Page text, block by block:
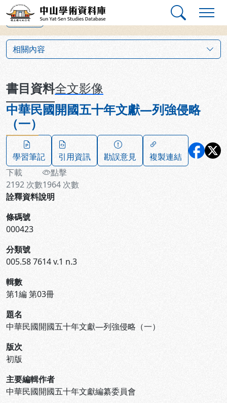
跳到主要內容
中山學術資料庫
上一筆
相關內容
書目資料全文影像
中華民國開國五十年文獻—列強侵略
（一）
學習筆記 引用資訊 勘誤意見
複製連結
下載
2192 次數
點擊
1964 次數
詮釋資料說明
條碼號
000423
分類號
005.58 7614 v.1 n.3
輯數
第1編 第03冊
題名
中華民國開國五十年文獻—列強侵略（一）
版次
初版
主要編輯作者
中華民國開國五十年文獻編纂委員會